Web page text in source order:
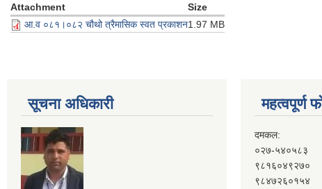
Attachment
Size
आ.व ०८१।०८२ चौथो त्रैमासिक स्वत प्रकाशन1.97 MB
सूचना अधिकारी महत्वपूर्ण
दमकल:
०२७-५४०५८३
९८१६०४९२७०
९८४७२६०१५४